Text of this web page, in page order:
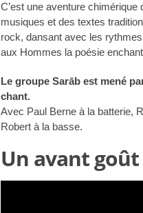
C’est une aventure
musiques et des textes
rock, dansant avec les
aux Hommes la poésie
Le groupe Sarāb est mené
chant.
Avec Paul Berne à la batterie,
Robert à la basse.
Un avant